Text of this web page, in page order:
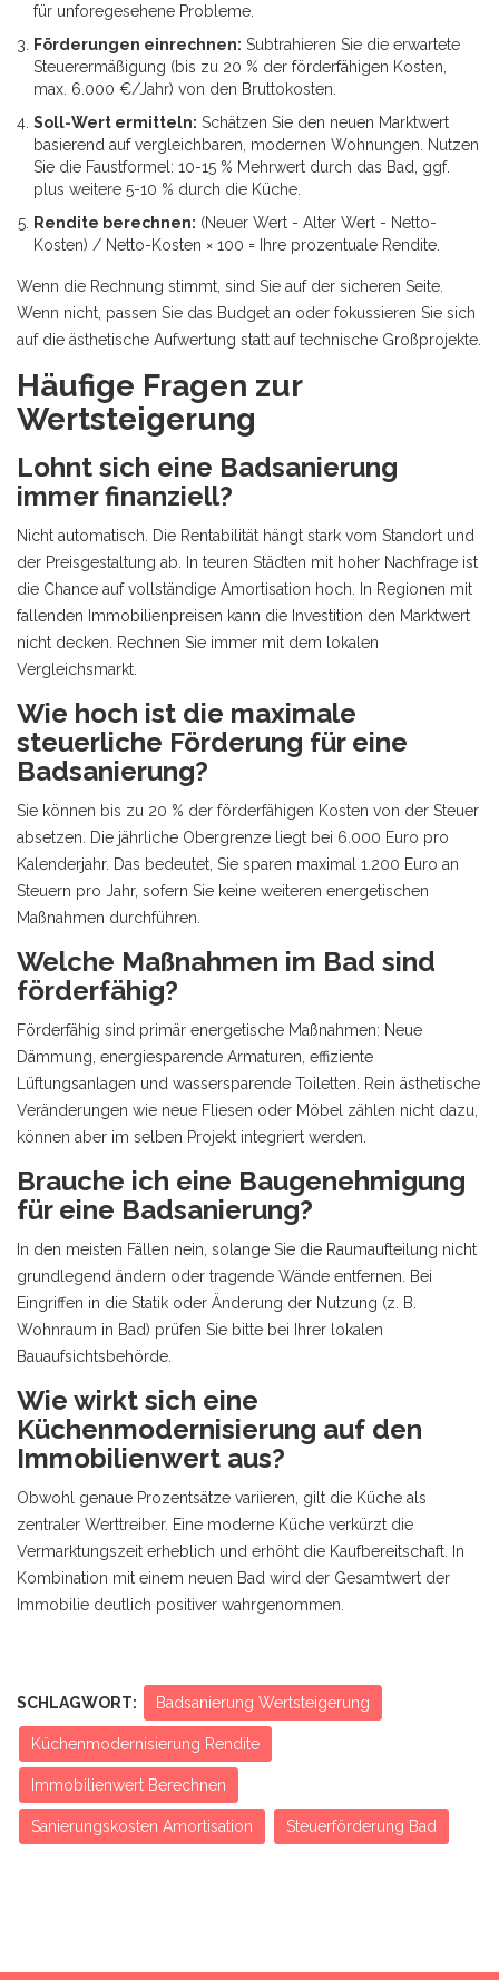
für unforegesehene Probleme.
Förderungen einrechnen: Subtrahieren Sie die erwartete
Steuerermäßigung (bis zu 20 % der förderfähigen Kosten,
max. 6.000 €/Jahr) von den Bruttokosten.
Soll-Wert ermitteln: Schätzen Sie den neuen Marktwert
basierend auf vergleichbaren, modernen Wohnungen. Nutzen
Sie die Faustformel: 10-15 % Mehrwert durch das Bad, ggf.
plus weitere 5-10 % durch die Küche.
Rendite berechnen: (Neuer Wert - Alter Wert - Netto-
Kosten) / Netto-Kosten × 100 = Ihre prozentuale Rendite.
Wenn die Rechnung stimmt, sind Sie auf der sicheren Seite.
Wenn nicht, passen Sie das Budget an oder fokussieren Sie sich
auf die ästhetische Aufwertung statt auf technische Großprojekte.
Häufige Fragen zur
Wertsteigerung
Lohnt sich eine Badsanierung
immer finanziell?
Nicht automatisch. Die Rentabilität hängt stark vom Standort und
der Preisgestaltung ab. In teuren Städten mit hoher Nachfrage ist
die Chance auf vollständige Amortisation hoch. In Regionen mit
fallenden Immobilienpreisen kann die Investition den Marktwert
nicht decken. Rechnen Sie immer mit dem lokalen
Vergleichsmarkt.
Wie hoch ist die maximale
steuerliche Förderung für eine
Badsanierung?
Sie können bis zu 20 % der förderfähigen Kosten von der Steuer
absetzen. Die jährliche Obergrenze liegt bei 6.000 Euro pro
Kalenderjahr. Das bedeutet, Sie sparen maximal 1.200 Euro an
Steuern pro Jahr, sofern Sie keine weiteren energetischen
Maßnahmen durchführen.
Welche Maßnahmen im Bad sind
förderfähig?
Förderfähig sind primär energetische Maßnahmen: Neue
Dämmung, energiesparende Armaturen, effiziente
Lüftungsanlagen und wassersparende Toiletten. Rein ästhetische
Veränderungen wie neue Fliesen oder Möbel zählen nicht dazu,
können aber im selben Projekt integriert werden.
Brauche ich eine Baugenehmigung
für eine Badsanierung?
In den meisten Fällen nein, solange Sie die Raumaufteilung nicht
grundlegend ändern oder tragende Wände entfernen. Bei
Eingriffen in die Statik oder Änderung der Nutzung (z. B.
Wohnraum in Bad) prüfen Sie bitte bei Ihrer lokalen
Bauaufsichtsbehörde.
Wie wirkt sich eine
Küchenmodernisierung auf den
Immobilienwert aus?
Obwohl genaue Prozentsätze variieren, gilt die Küche als
zentraler Werttreiber. Eine moderne Küche verkürzt die
Vermarktungszeit erheblich und erhöht die Kaufbereitschaft. In
Kombination mit einem neuen Bad wird der Gesamtwert der
Immobilie deutlich positiver wahrgenommen.
SCHLAGWORT: Badsanierung Wertsteigerung
Küchenmodernisierung Rendite
Immobilienwert Berechnen
Sanierungskosten Amortisation Steuerförderung Bad